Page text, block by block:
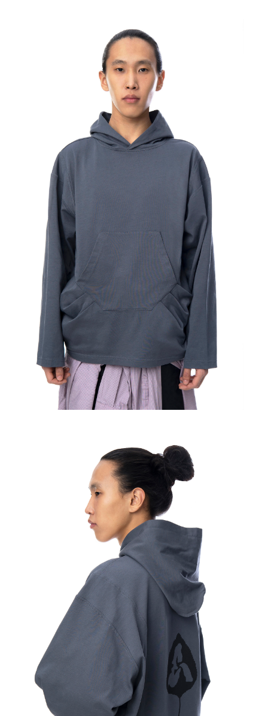
ПОДПИШИТЕСЬ НА НАШУ РАССЫЛКУ!
Нажимая на кнопку, вы даете согласие на обработку
персональных данных и соглашаетесь c
конфиденциальности
Подписаться